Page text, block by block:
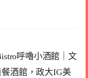
呼嚕小酒館｜文
酒館，政大IG美